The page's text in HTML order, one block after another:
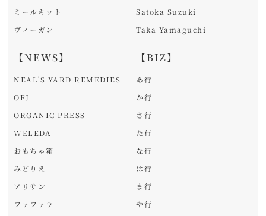
ミールキット
ヴィーガン
【NEWS】
NEAL'S YARD REMEDIES
OFJ
ORGANIC PRESS
WELEDA
おもちゃ箱
みどりえ
アリサン
ファファラ
Satoka Suzuki
Taka Yamaguchi
【BIZ】
あ行
か行
さ行
た行
な行
は行
ま行
や行